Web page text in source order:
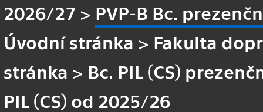
2026/27 > PVP-B Bc.
Úvodní stránka > Fakulta
stránka > Bc. PIL (CS)
PIL (CS) od 2025/26